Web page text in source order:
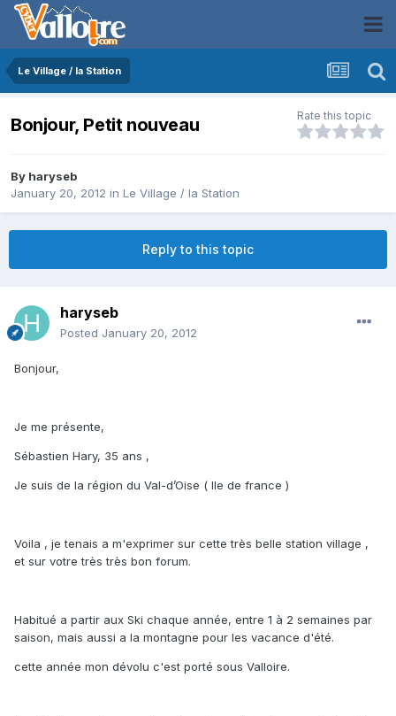
Le Village / la Station
Bonjour, Petit nouveau Rate this topic
By haryseb
January 20, 2012 in Le Village / la Station
Reply to this topic
haryseb
Posted January 20, 2012
Bonjour,
Je me présente,
Sébastien Hary, 35 ans ,
Je suis de la région du Val-d’Oise ( Ile de france )
Voila , je tenais a m'exprimer sur cette très belle station village ,
et sur votre très très bon forum.
Habitué a partir aux Ski chaque année, entre 1 à 2 semaines par
saison, mais aussi a la montagne pour les vacance d'été.
cette année mon dévolu c'est porté sous Valloire.